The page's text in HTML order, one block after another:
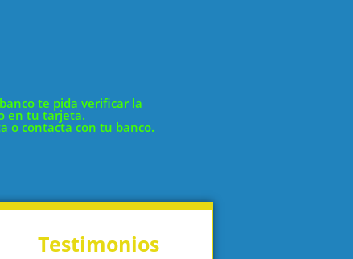
te pida verificar la
en tu tarjeta.
o contacta con tu banco.
Testimonios